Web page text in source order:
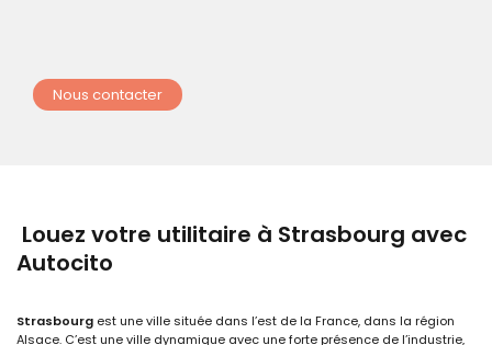
Nous contacter
Louez votre utilitaire à Strasbourg avec
Autocito
Strasbourg est une ville située dans l’est de la France, dans la région
Alsace. C’est une ville dynamique avec une forte présence de l’industrie,